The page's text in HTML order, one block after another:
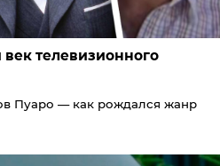
век телевизионного
Пуаро — как рождался жанр